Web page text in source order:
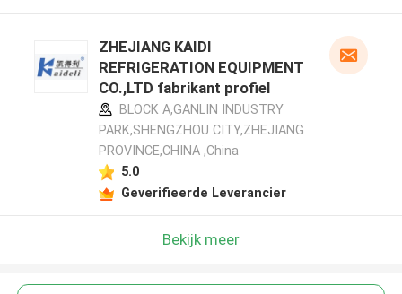
ZHEJIANG KAIDI
REFRIGERATION EQUIPMENT
CO.,LTD fabrikant profiel
BLOCK A,GANLIN INDUSTRY
PARK,SHENGZHOU CITY,ZHEJIANG
PROVINCE,CHINA ,China
5.0
Geverifieerde Leverancier
Bekijk meer